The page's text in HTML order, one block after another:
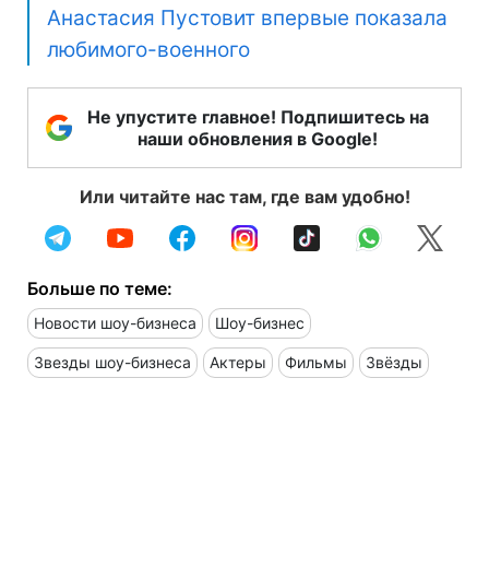
Анастасия Пустовит впервые показала
любимого-военного
Не упустите главное! Подпишитесь на
наши обновления в Google!
Или читайте нас там, где вам удобно!
Больше по теме:
Новости шоу-бизнеса Шоу-бизнес
Звезды шоу-бизнеса Актеры Фильмы Звёзды